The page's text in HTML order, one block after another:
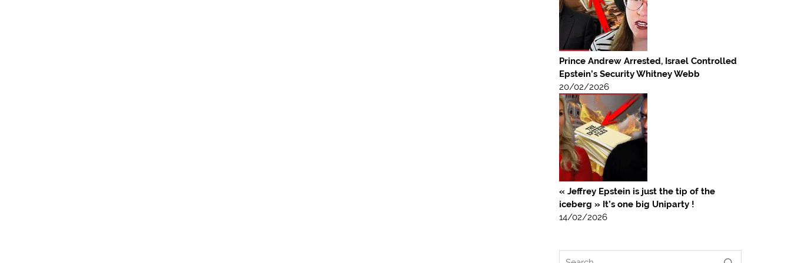
Prince Andrew Arrested, Israel Controlled
Epstein’s Security Whitney Webb
20/02/2026
« Jeffrey Epstein is just the tip of the
iceberg » It’s one big Uniparty !
14/02/2026